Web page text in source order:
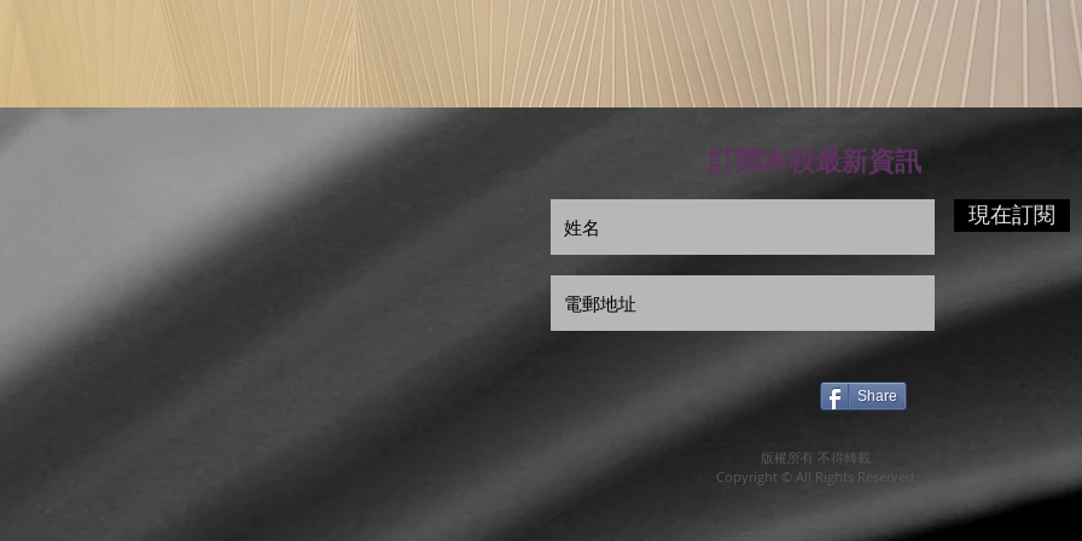
訂閱本校最新資訊
現在訂閱
Share
版權所有 不得轉載
Copyright © All Rights Reserved